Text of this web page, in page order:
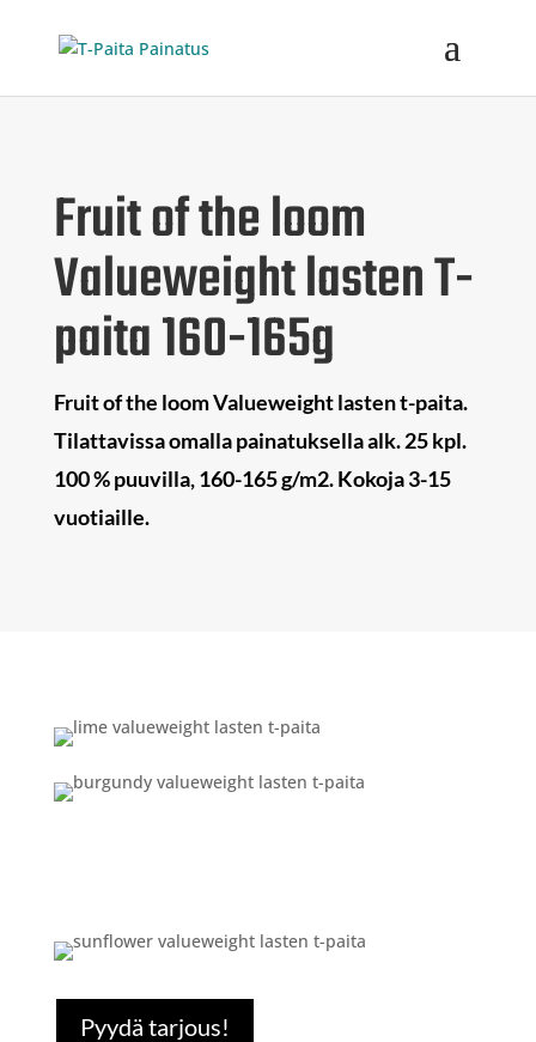
Fruit of the loom
Valueweight lasten T-
paita 160-165g
Fruit of the loom Valueweight lasten t-paita.
Tilattavissa omalla painatuksella alk. 25 kpl.
100 % puuvilla, 160-165 g/m2. Kokoja 3-15
vuotiaille.
Pyydä tarjous!